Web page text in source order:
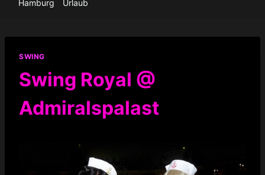
Hamburg Urlaub
SWING
Swing Royal @
Admiralspalast